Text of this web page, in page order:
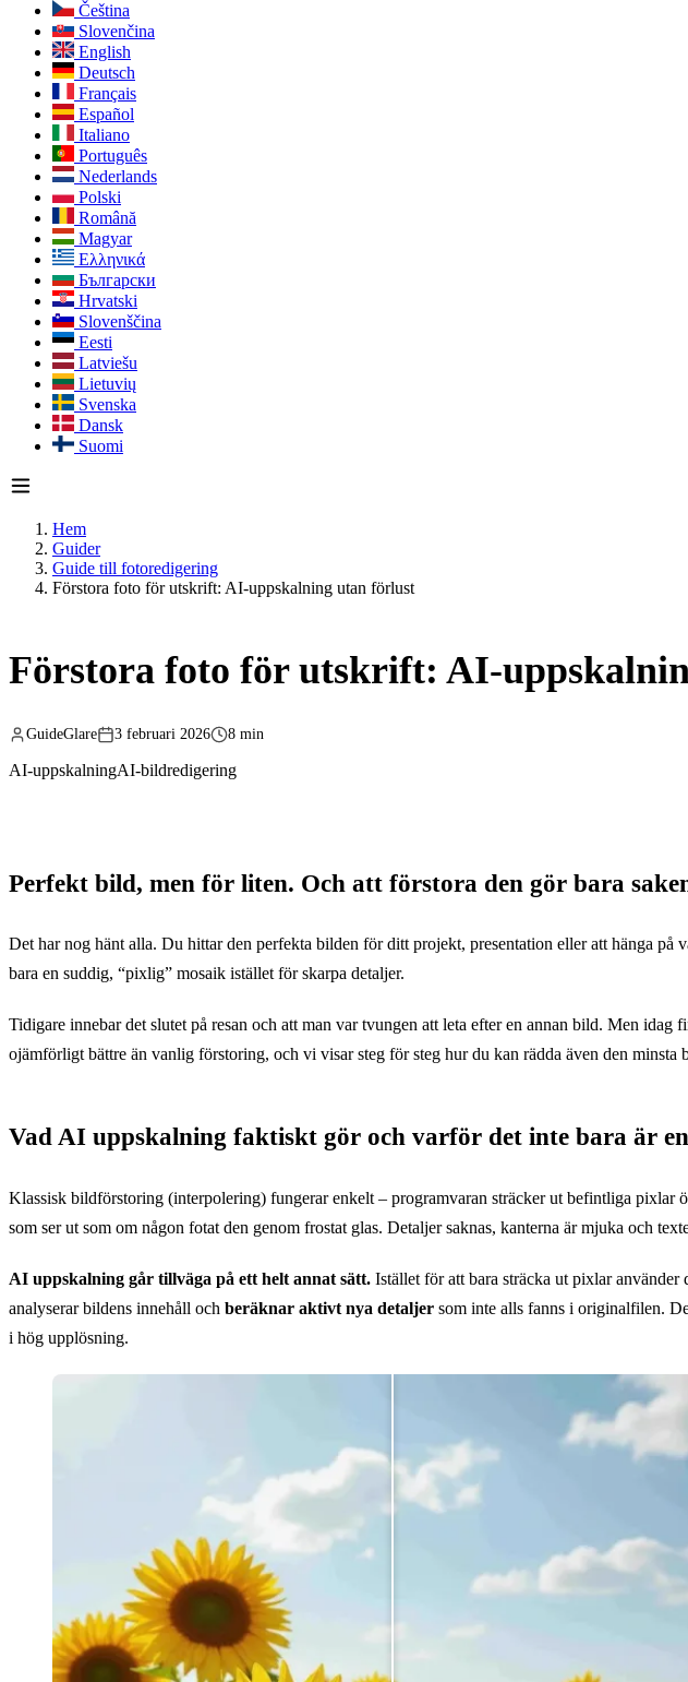
Čeština
Slovenčina
English
Deutsch
Français
Español
Italiano
Português
Nederlands
Polski
Română
Magyar
Ελληνικά
Български
Hrvatski
Slovenščina
Eesti
Latviešu
Lietuvių
Svenska
Dansk
Suomi
Hem
Guider
Guide till fotoredigering
Förstora foto för utskrift: AI-uppskalning utan förlust
Förstora foto för utskrift: AI-
GuideGlare 3 februari 2026 8 min
AI-uppskalningAI-bildredigering
Perfekt bild, men för liten. Och att förstora den gör bara
Det har nog hänt alla. Du hittar den perfekta bilden för ditt projekt, presentation eller att hänga
bara en suddig, “pixlig” mosaik istället för skarpa detaljer.
Tidigare innebar det slutet på resan och att man var tvungen att leta efter en annan bild. Men idag
ojämförligt bättre än vanlig förstoring, och vi visar steg för steg hur du kan rädda även den minsta
Vad AI uppskalning faktiskt gör och varför det inte bara är
Klassisk bildförstoring (interpolering) fungerar enkelt – programvaran sträcker ut befintliga pixlar
som ser ut som om någon fotat den genom frostat glas. Detaljer saknas, kanterna är mjuka och
AI uppskalning går tillväga på ett helt annat sätt. Istället för att bara sträcka ut pixlar
analyserar bildens innehåll och beräknar aktivt nya detaljer som inte alls fanns i originalfilen.
i hög upplösning.